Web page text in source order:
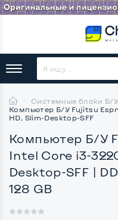
Системные блоки Б/У
Компьютер Б/У Fujitsu
HD, Slim-Desktop-SFF
Компьютер Б/У
Intel Core i3-
Desktop-SFF |
128 GB